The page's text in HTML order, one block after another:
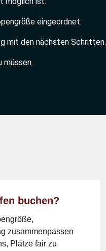
eingeordnet.
mit den nächsten Schritten.
müssen.
buchen?
zusammenpassen
Plätze fair zu